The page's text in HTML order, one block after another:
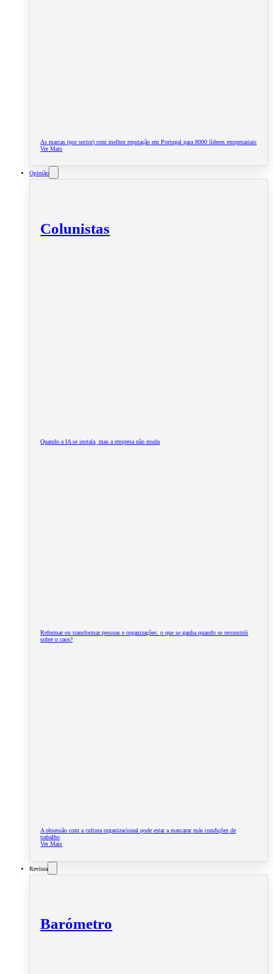
As marcas (por sector) com melhor reputação em Portugal para 8000 líderes empresariais
Ver Mais
Opinião
Colunistas
Quando a IA se instala, mas a empresa não muda
Reformar ou transformar pessoas e organizações: o que se ganha quando se reconstrói
sobre o caos?
A obsessão com a cultura organizacional pode estar a mascarar más condições de
trabalho
Ver Mais
Revista
Barómetro